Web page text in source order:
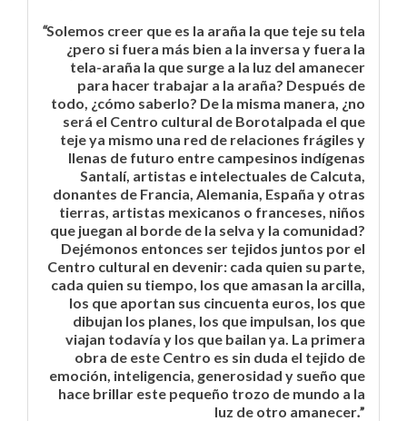
“Solemos creer que es la araña la que teje su tela
¿pero si fuera más bien a la inversa y fuera la
tela-araña la que surge a la luz del amanecer
para hacer trabajar a la araña? Después de
todo, ¿cómo saberlo? De la misma manera, ¿no
será el Centro cultural de Borotalpada el que
teje ya mismo una red de relaciones frágiles y
llenas de futuro entre campesinos indígenas
Santalí, artistas e intelectuales de Calcuta,
donantes de Francia, Alemania, España y otras
tierras, artistas mexicanos o franceses, niños
que juegan al borde de la selva y la comunidad?
Dejémonos entonces ser tejidos juntos por el
Centro cultural en devenir: cada quien su parte,
cada quien su tiempo, los que amasan la arcilla,
los que aportan sus cincuenta euros, los que
dibujan los planes, los que impulsan, los que
viajan todavía y los que bailan ya. La primera
obra de este Centro es sin duda el tejido de
emoción, inteligencia, generosidad y sueño que
hace brillar este pequeño trozo de mundo a la
luz de otro amanecer.”